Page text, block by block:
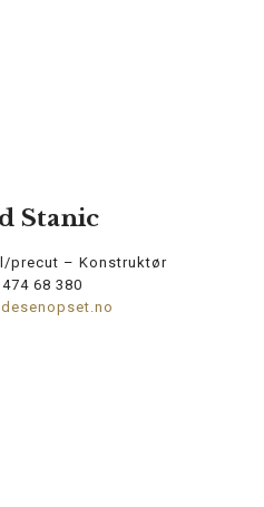
Stanic
precut – Konstruktør
68 380